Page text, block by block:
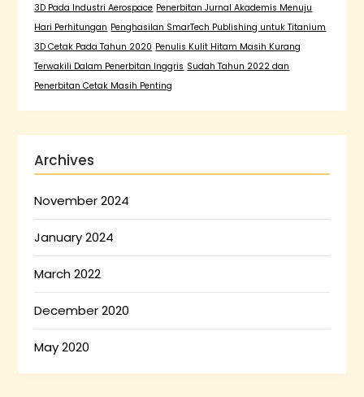
3D Pada Industri Aerospace Penerbitan Jurnal Akademis Menuju
Hari Perhitungan Penghasilan SmarTech Publishing untuk Titanium
3D Cetak Pada Tahun 2020 Penulis Kulit Hitam Masih Kurang
Terwakili Dalam Penerbitan Inggris Sudah Tahun 2022 dan
Penerbitan Cetak Masih Penting
Archives
November 2024
January 2024
March 2022
December 2020
May 2020